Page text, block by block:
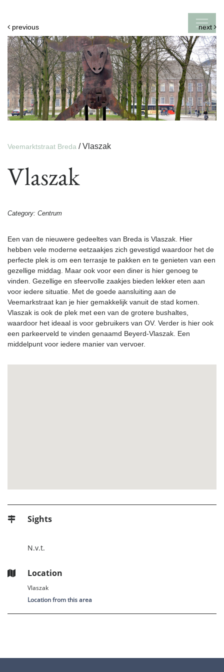
previous next
Veemarktstraat Breda /Vlaszak
Vlaszak
Category: Centrum
Een van de nieuwere gedeeltes van Breda is Vlaszak. Hier
hebben vele moderne eetzaakjes zich gevestigd waardoor het de
perfecte plek is om een terrasje te pakken en te genieten van een
gezellige middag. Maar ook voor een diner is hier genoeg te
vinden. Gezellige en sfeervolle zaakjes bieden lekker eten aan
voor iedere situatie. Met de goede aansluiting aan de
Veemarkstraat kan je hier gemakkelijk vanuit de stad komen.
Vlaszak is ook de plek met een van de grotere bushaltes,
waardoor het ideaal is voor gebruikers van OV. Verder is hier ook
een parkeerveld te vinden genaamd Beyerd-Vlaszak. Een
middelpunt voor iedere manier van vervoer.
Sights
N.v.t.
Location
Vlaszak
Location from this area